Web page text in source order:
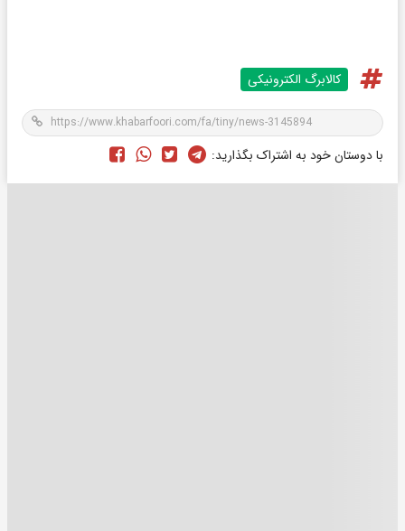
کالابرگ الکترونیکی
با دوستان خود به اشتراک بگذارید: